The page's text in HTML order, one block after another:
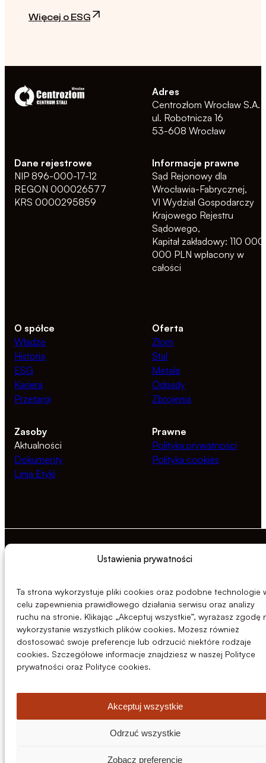
Ustawienia prywatności
Ta strona wykorzystuje pliki cookies oraz podobne technologie
celu zapewnienia prawidłowego działania serwisu oraz analizy
ruchu na stronie. Klikając „Akceptuj wszystkie”, wyrażasz zgodę
wykorzystanie wszystkich plików cookies. Możesz również
dostosować swoje preferencje lub odrzucić niektóre rodzaje
cookies. Szczegółowe informacje znajdziesz w naszej Polityce
prywatności oraz Polityce cookies.
Akceptuj wszystkie
Odrzuć wszystkie
Zobacz preferencje
Więcej o ESG
Adres
Centrozłom Wrocław S.A.
ul. Robotnicza 16
53-608 Wrocław
Dane rejestrowe
NIP 896-000-17-12
REGON 000026577
KRS 0000295859
Informacje prawne
Sąd Rejonowy dla
Wrocławia-Fabrycznej,
VI Wydział Gospodarczy
Krajowego Rejestru
Sądowego,
Kapitał zakładowy: 110 000
000 PLN wpłacony w
całości
O spółce
Władze
Historia
ESG
Kariera
Przetargi
Oferta
Złom
Stal
Metale
Odpady
Zbrojenia
Zasoby
Aktualności
Dokumenty
Linia Etyki
Prawne
Polityka prywatności
Polityka cookies
© 2026 Centrozłom Wrocław S.A.